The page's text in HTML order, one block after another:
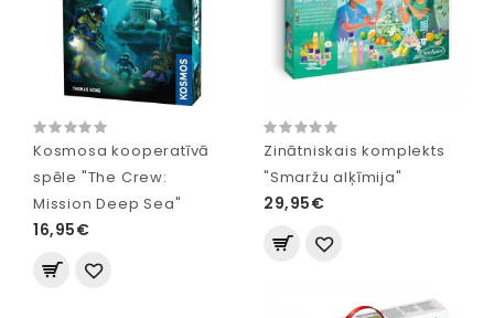
Kosmosa kooperatīvā
spēle "The Crew:
Mission Deep Sea"
16,95€
Zinātniskais komplekts
"Smaržu alķīmija"
29,95€